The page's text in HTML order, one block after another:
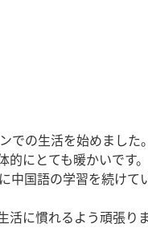
での生活を始めました。
にとても暖かいです。
中国語の学習を続けて
に慣れるよう頑張りま